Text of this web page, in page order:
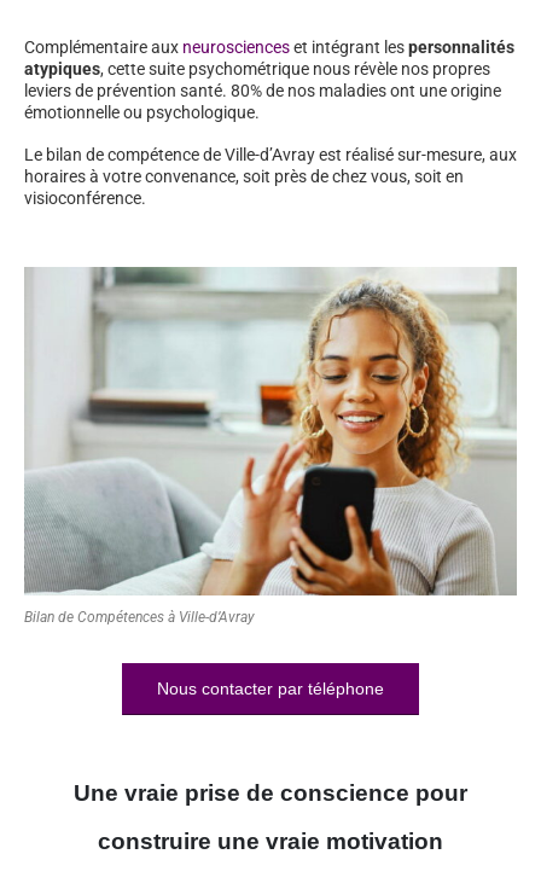
Complémentaire aux neuroscienceset intégrant lespersonnalités
atypiques, cette suite psychométrique nous révèle nos propres
leviers de prévention santé. 80% de nos maladies ont une origine
émotionnelle ou psychologique.
Le bilan de compétence de Ville-d’Avray est réalisé sur-mesure, aux
horaires à votre convenance, soit près de chez vous, soit en
visioconférence.
Bilan de Compétences à Ville-d’Avray
Nous contacter par téléphone
Une vraie prise de conscience pour
construire une vraie motivation